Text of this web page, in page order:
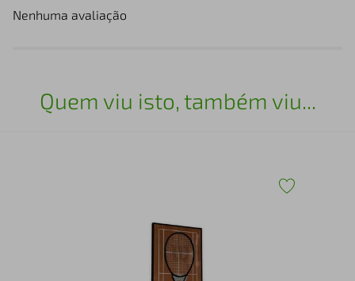
Nenhuma avaliação
Quem viu isto, também viu...